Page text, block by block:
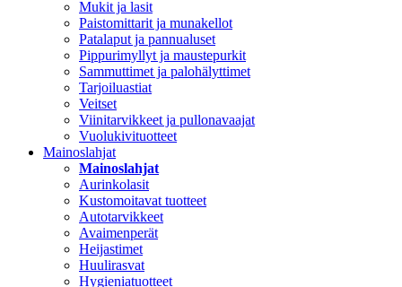
Mukit ja lasit
Paistomittarit ja munakellot
Patalaput ja pannualuset
Pippurimyllyt ja maustepurkit
Sammuttimet ja palohälyttimet
Tarjoiluastiat
Veitset
Viinitarvikkeet ja pullonavaajat
Vuolukivituotteet
Mainoslahjat
Mainoslahjat
Aurinkolasit
Kustomoitavat tuotteet
Autotarvikkeet
Avaimenperät
Heijastimet
Huulirasvat
Hygieniatuotteet